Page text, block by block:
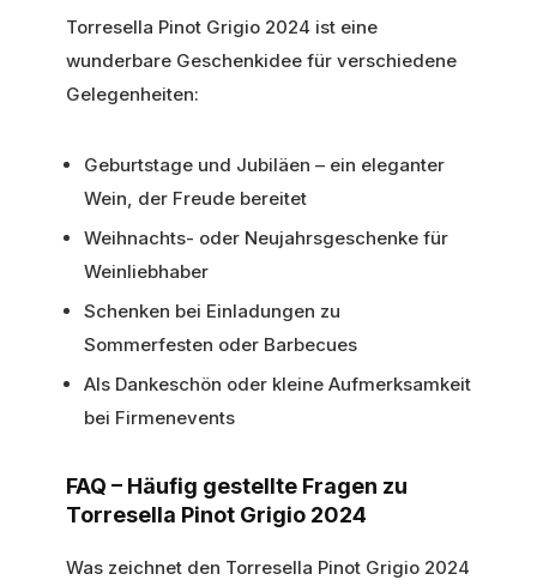
Torresella Pinot Grigio 2024 ist eine
wunderbare Geschenkidee für verschiedene
Gelegenheiten:
Geburtstage und Jubiläen – ein eleganter
Wein, der Freude bereitet
Weihnachts- oder Neujahrsgeschenke für
Weinliebhaber
Schenken bei Einladungen zu
Sommerfesten oder Barbecues
Als Dankeschön oder kleine Aufmerksamkeit
bei Firmenevents
FAQ – Häufig gestellte Fragen zu
Torresella Pinot Grigio 2024
Was zeichnet den Torresella Pinot Grigio 2024